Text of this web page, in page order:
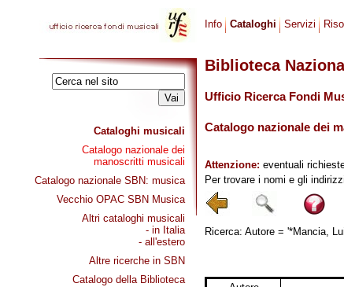
Cataloghi musicali
Catalogo nazionale dei
manoscritti musicali
Catalogo nazionale SBN: musica
Vecchio OPAC SBN Musica
Altri cataloghi musicali
- in Italia
- all'estero
Altre ricerche in SBN
Catalogo della Biblioteca
Info Cataloghi Servizi
Biblioteca
Ufficio Ricerca Fondi
Catalogo nazionale dei
Attenzione: eventuali
Per trovare i nomi e gli
Ricerca: Autore = '*Mancia,